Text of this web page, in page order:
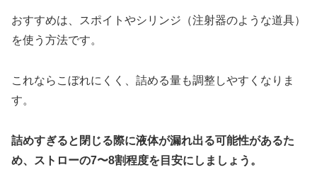
おすすめは、スポイトやシリンジ（注射器のような道具）
を使う方法です。
これならこぼれにくく、詰める量も調整しやすくなりま
す。
詰めすぎると閉じる際に液体が漏れ出る可能性があるた
め、ストローの7〜8割程度を目安にしましょう。